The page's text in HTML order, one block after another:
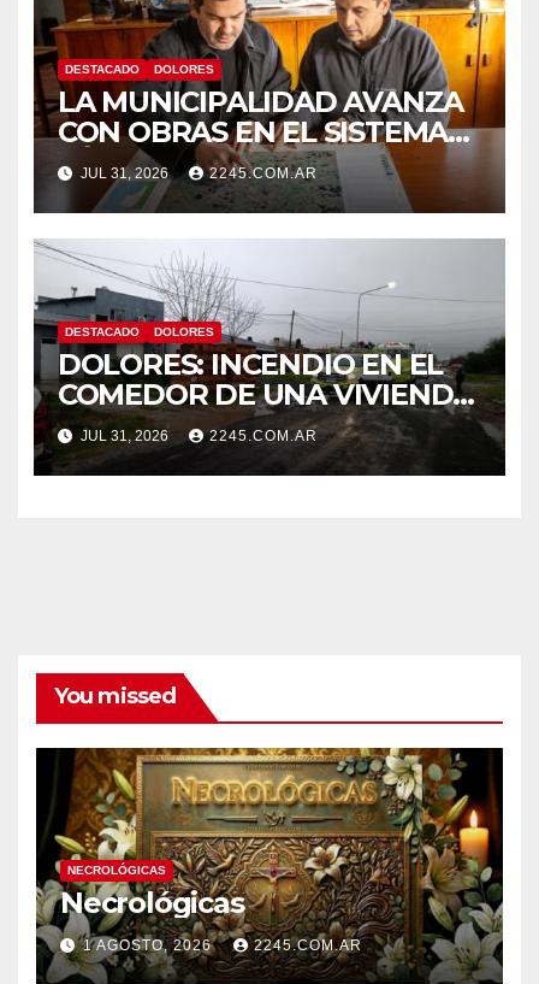
DESTACADO DOLORES
LA MUNICIPALIDAD AVANZA
CON OBRAS EN EL SISTEMA
HÍDRICO DE DOLORES
JUL 31, 2026 2245.COM.AR
DESTACADO DOLORES
DOLORES: INCENDIO EN EL
COMEDOR DE UNA VIVIENDA
FUE CONTROLADO POR
BOMBEROS
JUL 31, 2026 2245.COM.AR
You missed
NECROLÓGICAS
Necrológicas
1 AGOSTO, 2026 2245.COM.AR